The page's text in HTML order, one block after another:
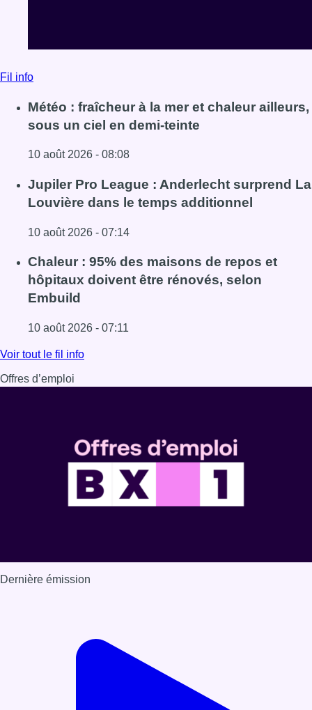
Fil info
Météo : fraîcheur à la mer et chaleur ailleurs,
sous un ciel en demi-teinte
10 août 2026 - 08:08
Lire l'article Météo : fraîcheur à la mer et chaleur ailleurs,
Jupiler Pro League : Anderlecht surprend La
Louvière dans le temps additionnel
10 août 2026 - 07:14
Lire l'article Jupiler Pro League : Anderlecht surprend La
Chaleur : 95% des maisons de repos et
hôpitaux doivent être rénovés, selon
Embuild
10 août 2026 - 07:11
Lire l'article Chaleur : 95% des maisons de repos et
Voir tout le fil info
Offres d’emploi
Dernière émission